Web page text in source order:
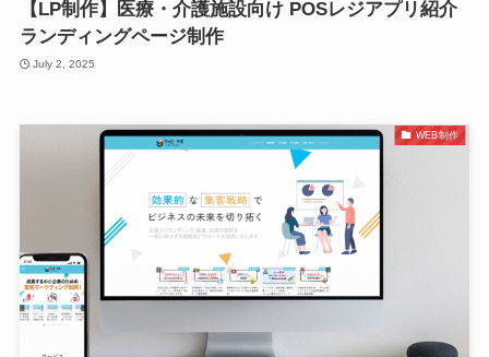
【LP制作】医療・介護施設向け POSレジアプリ紹介
ランディングページ制作
July 2, 2025
WEB制作